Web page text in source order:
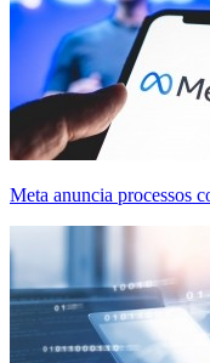
Meta anuncia processos